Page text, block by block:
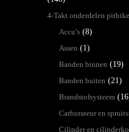
4-Takt onderdelen
Accu’s (8)
Assen (1)
Banden binnen (19)
Banden buiten (21)
Brandstofsysteem
Carburateur en
Cilinder en